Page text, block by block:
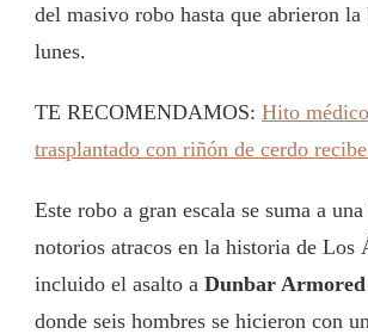
del masivo robo hasta que abrieron la
lunes.
TE RECOMENDAMOS: Hito
trasplantado con riñón de cerdo
Este robo a gran escala se suma a
notorios atracos en la historia de Los
incluido el asalto a Dunbar Armored
donde seis hombres se hicieron con